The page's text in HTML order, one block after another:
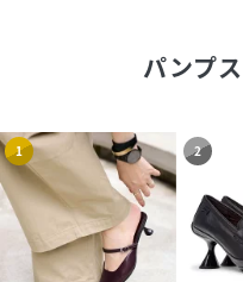
パンプス
1 2